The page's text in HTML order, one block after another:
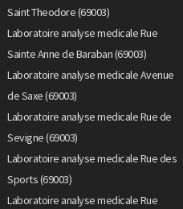
Saint Theodore (69003)
Laboratoire analyse medicale Rue
Sainte Anne de Baraban (69003)
Laboratoire analyse medicale Avenue
de Saxe (69003)
Laboratoire analyse medicale Rue de
Sevigne (69003)
Laboratoire analyse medicale Rue des
Sports (69003)
Laboratoire analyse medicale Rue